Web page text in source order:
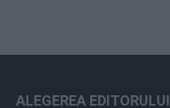
ALEGEREA EDITORULUI